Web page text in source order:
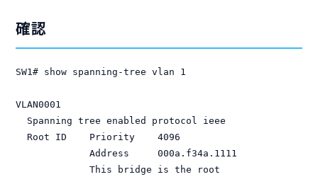
確認
SW1# show spanning-tree vlan 1
VLAN0001
  Spanning tree enabled protocol ieee
  Root ID    Priority    4096
             Address     000a.f34a.1111
             This bridge is the root